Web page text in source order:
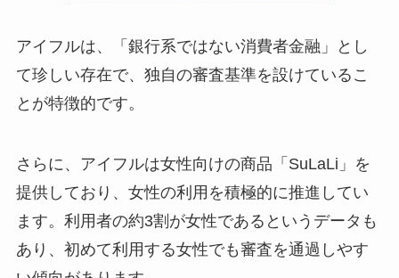
アイフルは、「銀行系ではない消費者金融」とし
て珍しい存在で、独自の審査基準を設けているこ
とが特徴的です。
さらに、アイフルは女性向けの商品「SuLaLi」を
提供しており、女性の利用を積極的に推進してい
ます。利用者の約3割が女性であるというデータも
あり、初めて利用する女性でも審査を通過しやす